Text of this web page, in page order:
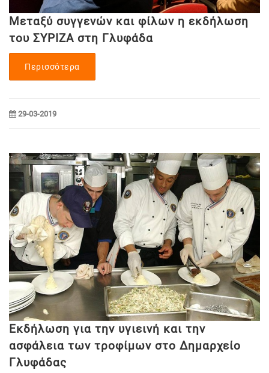
Μεταξύ συγγενών και φίλων η εκδήλωση
του ΣΥΡΙΖΑ στη Γλυφάδα
Περισσότερα
29-03-2019
Εκδήλωση για την υγιεινή και την
ασφάλεια των τροφίμων στο Δημαρχείο
Γλυφάδας